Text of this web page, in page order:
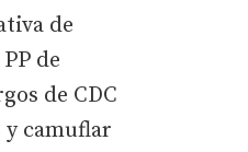
de
de
de CDC
camuflar